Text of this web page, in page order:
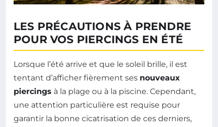
LES PRÉCAUTIONS À PRENDRE
POUR VOS PIERCINGS EN ÉTÉ
Lorsque l’été arrive et que le soleil brille, il est
tentant d’afficher fièrement ses nouveaux
piercings à la plage ou à la piscine. Cependant,
une attention particulière est requise pour
garantir la bonne cicatrisation de ces derniers,